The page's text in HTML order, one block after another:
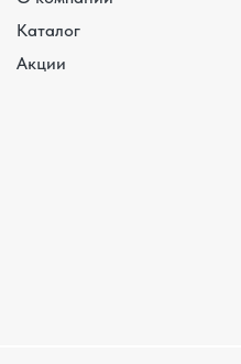
Каталог
Акции